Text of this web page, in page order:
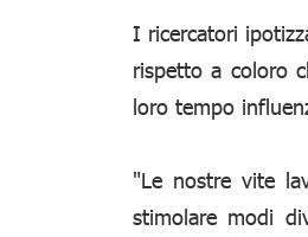
I ricercatori
rispetto a coloro
loro tempo
"Le nostre vite
stimolare modi